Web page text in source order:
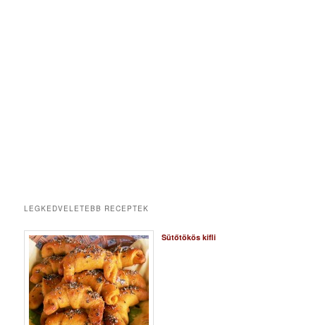
LEGKEDVELETEBB RECEPTEK
Sütőtökös kifli